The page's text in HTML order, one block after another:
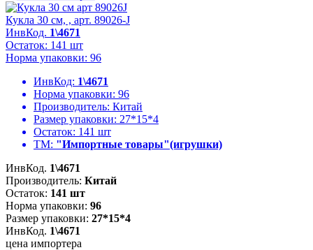
Кукла 30 см, , арт. 89026-J
ИнвКод. 1\4671
Остаток: 141 шт
Норма упаковки: 96
ИнвКод: 1\4671
Норма упаковки: 96
Производитель: Китай
Размер упаковки: 27*15*4
Остаток: 141 шт
ТМ: "Импортные товары"(игрушки)
ИнвКод. 1\4671
Производитель: Китай
Остаток: 141 шт
Норма упаковки: 96
Размер упаковки: 27*15*4
ИнвКод. 1\4671
цена импортера